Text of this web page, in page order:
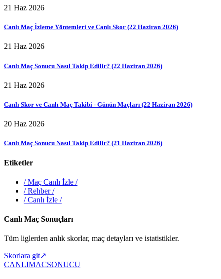
21 Haz 2026
Canlı Maç İzleme Yöntemleri ve Canlı Skor (22 Haziran 2026)
21 Haz 2026
Canlı Maç Sonucu Nasıl Takip Edilir? (22 Haziran 2026)
21 Haz 2026
Canlı Skor ve Canlı Maç Takibi - Günün Maçları (22 Haziran 2026)
20 Haz 2026
Canlı Maç Sonucu Nasıl Takip Edilir? (21 Haziran 2026)
Etiketler
/Maç Canlı İzle /
/Rehber/
/Canlı İzle /
Canlı Maç Sonuçları
Tüm liglerden anlık skorlar, maç detayları ve istatistikler.
Skorlara git↗
CANLIMACSONUCU